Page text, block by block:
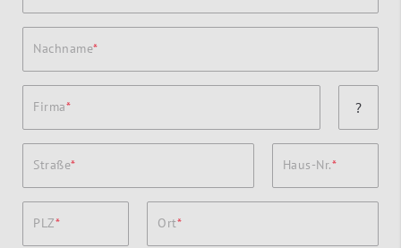
Nachname
Firma ?
Straße Haus-Nr.
PLZ Ort